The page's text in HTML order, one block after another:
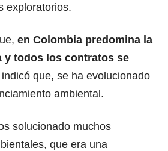
exploratorios.
en Colombia predomina la
y todos los contratos se
que, se ha evolucionado
ambiental.
solucionado muchos
que era una